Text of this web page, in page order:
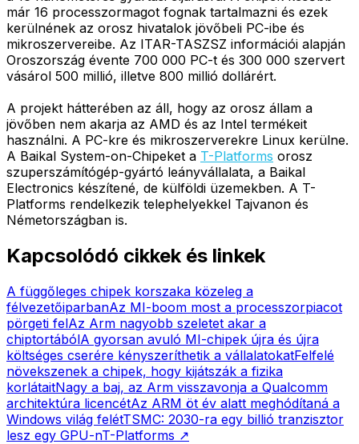
már 16 processzormagot fognak tartalmazni és ezek
kerülnének az orosz hivatalok jövőbeli PC-ibe és
mikroszervereibe. Az ITAR-TASZSZ információi alapján
Oroszország évente 700 000 PC-t és 300 000 szervert
vásárol 500 millió, illetve 800 millió dollárért.
A projekt hátterében az áll, hogy az orosz állam a
jövőben nem akarja az AMD és az Intel termékeit
használni. A PC-kre és mikroszerverekre Linux kerülne.
A Baikal System-on-Chipeket a T-Platforms orosz
szuperszámítógép-gyártó leányvállalata, a Baikal
Electronics készítené, de külföldi üzemekben. A T-
Platforms rendelkezik telephelyekkel Tajvanon és
Németországban is.
Kapcsolódó cikkek és linkek
A függőleges chipek korszaka közeleg a
félvezetőiparbanAz MI-boom most a processzorpiacot
pörgeti felAz Arm nagyobb szeletet akar a
chiptortábólA gyorsan avuló MI-chipek újra és újra
költséges cserére kényszeríthetik a vállalatokatFelfelé
növekszenek a chipek, hogy kijátszák a fizika
korlátaitNagy a baj, az Arm visszavonja a Qualcomm
architektúra licencétAz ARM öt év alatt meghódítaná a
Windows világ felétTSMC: 2030-ra egy billió tranzisztor
lesz egy GPU-nT-Platforms ↗